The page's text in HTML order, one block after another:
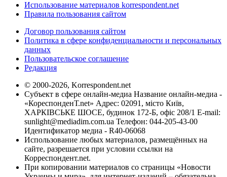
Использование материалов korrespondent.net
Правила пользования сайтом
Договор пользования сайтом
Политика в сфере конфиденциальности и персональных
данных
Пользовательское соглашение
Редакция
© 2000-2026, Korrespondent.net
Субъект в сфере онлайн-медиа Название онлайн-медиа -
«КореспонденТ.net» Адрес: 02091, місто Київ,
ХАРКІВСЬКЕ ШОСЕ, будинок 172-Б, офіс 208/1 E-mail:
sunlight@mediadim.com.ua Телефон: 044-205-43-00
Идентификатор медиа - R40-06068
Использование любых материалов, размещённых на
сайте, разрешается при условии ссылки на
Корреспондент.net.
При копировании материалов со страницы «Новости